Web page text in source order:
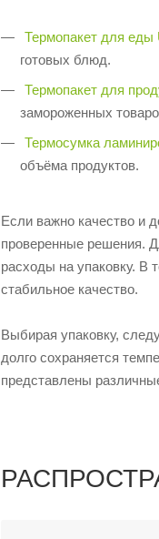
Термопакет для еды
готовых блюд.
Термопакет для
замороженных
Термосумка
объёма продуктов.
Если важно качество и
проверенные решения.
расходы на упаковку. В
стабильное качество.
Выбирая упаковку,
долго сохраняется
представлены